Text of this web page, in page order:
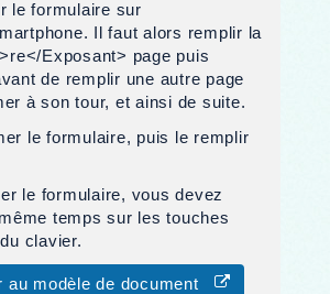
le formulaire sur
Il faut alors remplir la
Exposant> page puis
de remplir une autre page
à son tour, et ainsi de suite.
le formulaire, puis le remplir
le formulaire, vous devez
temps sur les touches
clavier.
au modèle de document